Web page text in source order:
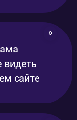
0
видеть
сайте